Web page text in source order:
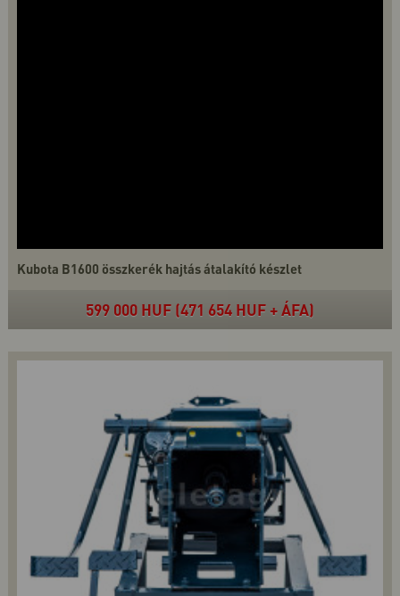
Kubota B1600 összkerék hajtás átalakító készlet
599 000 HUF (471 654 HUF + ÁFA)